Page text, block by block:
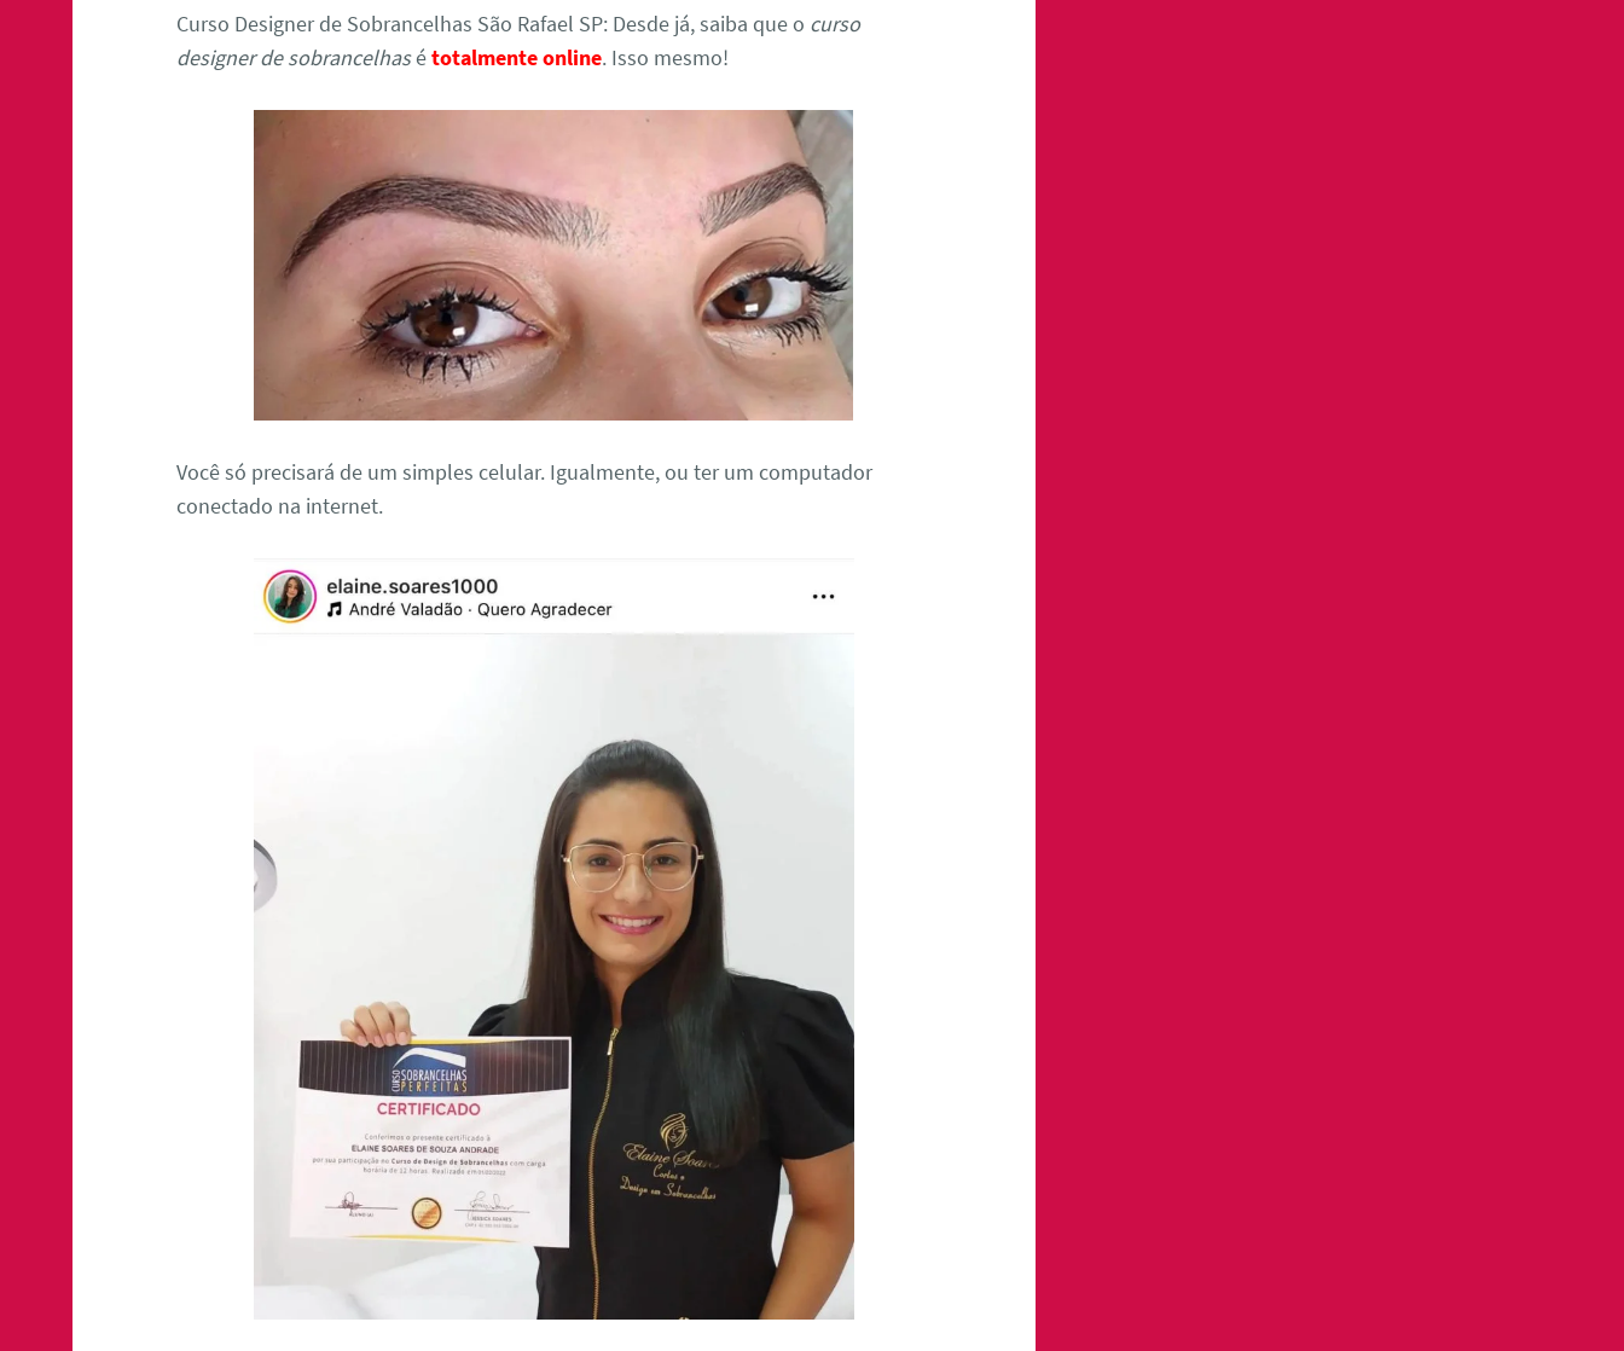
Curso Designer de Sobrancelhas São Rafael SP: Desde já, saiba que o curso
designer de sobrancelhasétotalmente online. Isso mesmo!
Você só precisará de um simples celular. Igualmente, ou ter um computador
conectado na internet.